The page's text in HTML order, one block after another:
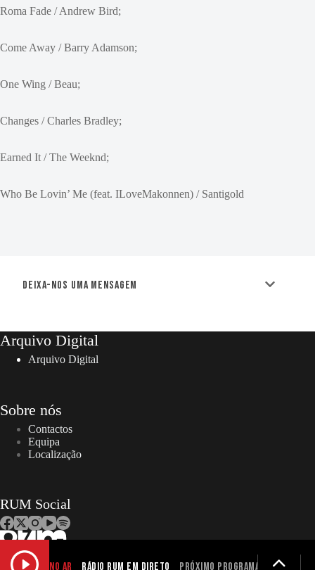
Roma Fade / Andrew Bird;
Come Away / Barry Adamson;
One Wing / Beau;
Changes / Charles Bradley;
Earned It / The Weeknd;
Who Be Lovin’ Me (feat. ILoveMakonnen) / Santigold
Deixa-nos uma mensagem
Arquivo Digital
Arquivo Digital
Sobre nós
Contactos
Equipa
Localização
RUM Social
NO AR Rádio RUM em Direto Próximo programa não definido